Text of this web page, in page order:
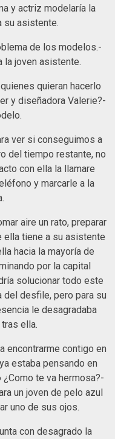
y actriz modelaría la
su asistente.
de los modelos.-
la joven asistente.
quieran hacerlo
y diseñadora Valerie?-
ver si conseguimos a
del tiempo restante, no
con ella la llamare
y marcarle a la
aire un rato, preparar
ella tiene a su asistente
hacia la mayoría de
por la capital
solucionar todo este
desfile, pero para su
le desagradaba
ella.
encontrarme contigo en
estaba pensando en
te va hermosa?-
un joven de pelo azul
uno de sus ojos.
con desagrado la